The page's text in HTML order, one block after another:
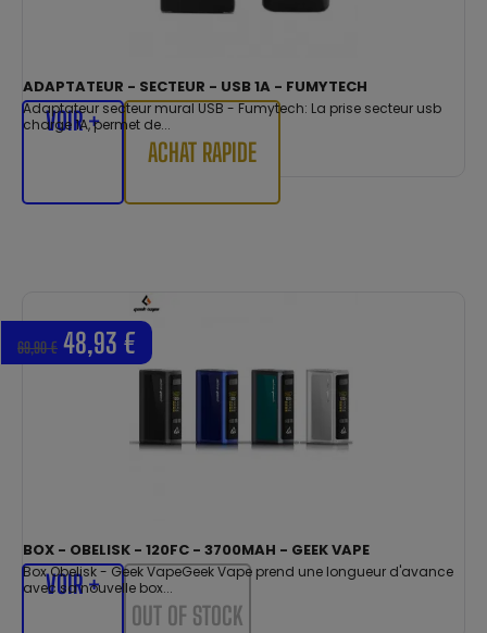
ADAPTATEUR - SECTEUR - USB 1A - FUMYTECH
Adaptateur secteur mural USB - Fumytech: La prise secteur usb
charge 1A, permet de...
VOIR +
ACHAT RAPIDE
BOX - OBELISK - 120FC - 3700MAH - GEEK VAPE
Box Obelisk - Geek VapeGeek Vape prend une longueur d'avance
avec sa nouvelle box...
69,90 € 48,93 €
VOIR +
OUT OF STOCK